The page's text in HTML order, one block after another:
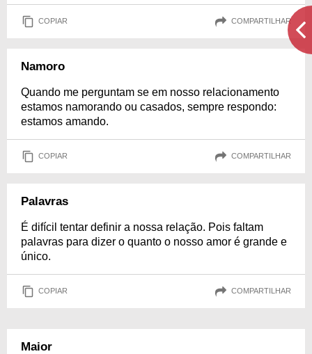
COPIAR COMPARTILHAR
Namoro
Quando me perguntam se em nosso relacionamento
estamos namorando ou casados, sempre respondo:
estamos amando.
COPIAR COMPARTILHAR
Palavras
É difícil tentar definir a nossa relação. Pois faltam
palavras para dizer o quanto o nosso amor é grande e
único.
COPIAR COMPARTILHAR
Maior